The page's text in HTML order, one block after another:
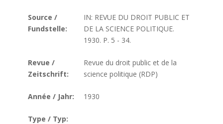
Source /
Fundstelle:
IN: REVUE DU DROIT PUBLIC ET
DE LA SCIENCE POLITIQUE.
1930. P. 5 - 34.
Revue /
Zeitschrift:
Revue du droit public et de la
science politique (RDP)
Année / Jahr: 1930
Type / Typ: